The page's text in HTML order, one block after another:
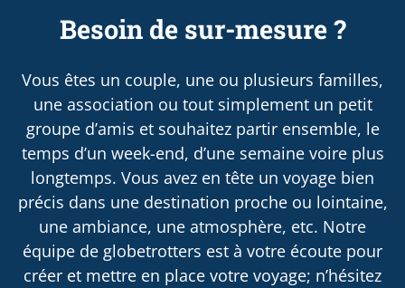
Besoin de sur-mesure ?
Vous êtes un couple, une ou plusieurs familles,
une association ou tout simplement un petit
groupe d’amis et souhaitez partir ensemble, le
temps d’un week-end, d’une semaine voire plus
longtemps. Vous avez en tête un voyage bien
précis dans une destination proche ou lointaine,
une ambiance, une atmosphère, etc. Notre
équipe de globetrotters est à votre écoute pour
créer et mettre en place votre voyage; n’hésitez